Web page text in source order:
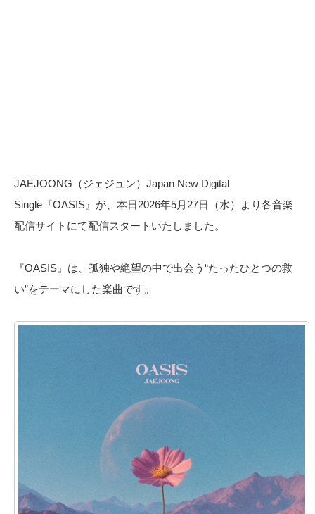
JAEJOONG（ジェジュン）Japan New Digital
Single『OASIS』が、本日2026年5月27日（水）より各音楽
配信サイトにて配信スタートいたしました。
『OASIS』は、孤独や絶望の中で出会う“たったひとつの救
い”をテーマにした楽曲です。